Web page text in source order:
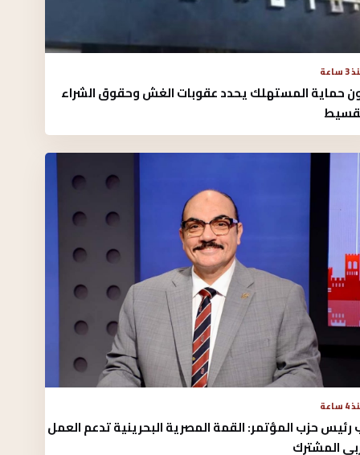
ساعة
حماية المستهلك يحدد عقوبات الغش وحقوق الشراء
ساعة
رئيس حزب المؤتمر: القمة المصرية البحرينية تدعم العمل
المشترك